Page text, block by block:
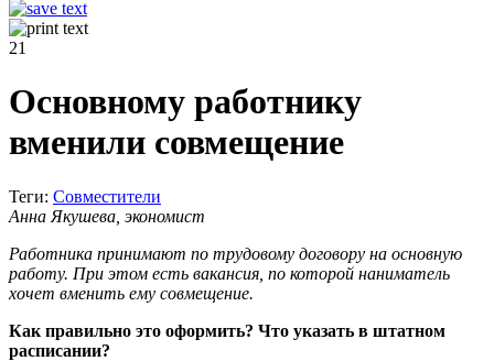
21
Основному работнику
вменили совмещение
Теги: Совместители
Анна Якушева, экономист
Работника принимают по трудовому договору на основную
работу. При этом есть вакансия, по которой наниматель
хочет вменить ему совмещение.
Как правильно это оформить? Что указать в штатном
расписании?